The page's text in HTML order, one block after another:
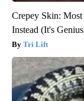
Crepey Skin:
Instead (It's
Tri Lift